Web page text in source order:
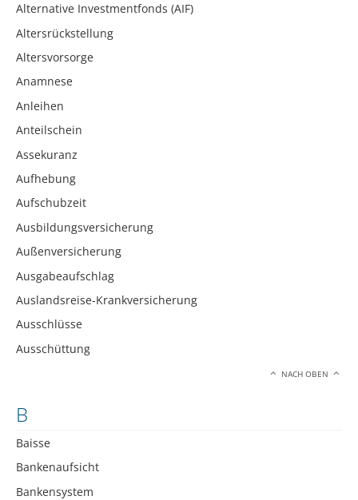
Alternative Investmentfonds (AIF)
Altersrückstellung
Altersvorsorge
Anamnese
Anleihen
Anteilschein
Assekuranz
Aufhebung
Aufschubzeit
Ausbildungsversicherung
Außenversicherung
Ausgabeaufschlag
Auslandsreise-Krankversicherung
Ausschlüsse
Ausschüttung
NACH OBEN
B
Baisse
Bankenaufsicht
Bankensystem